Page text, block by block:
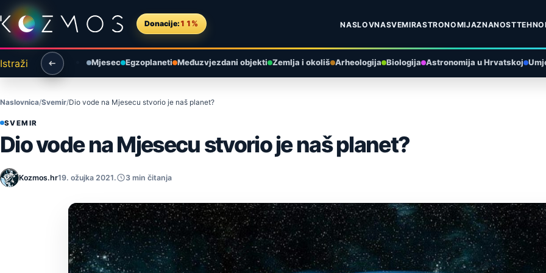
Preskoči na sadržaj
Donacije: 11% NASLOVNASVEMIRASTRONOMIJAZNANOST
Istraži Mjesec Egzoplaneti Međuzvjezdani objekti Zemlja i okoliš Arheologija Biologija Astronomija u Hrvatskoj
Naslovnica Svemir Dio vode na Mjesecu stvorio je naš planet?
SVEMIR
Dio vode na Mjesecu stvorio je naš planet?
Kozmos.hr19. ožujka 2021. 3 min čitanja